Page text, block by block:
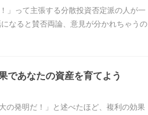
」って主張する分散投資否定派の人が一
なると賛否両論、意見が分かれちゃうの
であなたの資産を育てよう
の発明だ！」と述べたほど、複利の効果